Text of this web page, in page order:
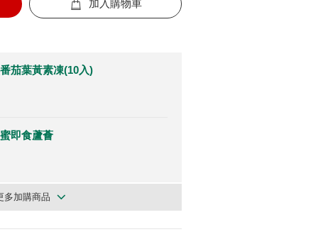
加入購物車
茄葉黃素凍(10入)
即食蘆薈
多加購商品